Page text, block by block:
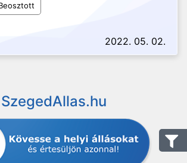
2022. 05. 02.
SzegedAllas.hu